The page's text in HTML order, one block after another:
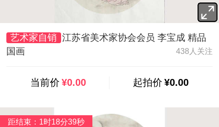
艺术家自销 江苏省美术家协会会员 李宝成 精品
国画
438人关注
当前价 ¥0.00 起拍价 ¥0.00
距结束：1时18分37秒